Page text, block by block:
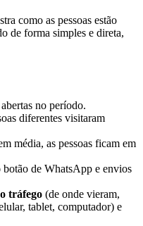
como as pessoas estão
de forma simples e direta,
no período.
diferentes visitaram
média, as pessoas ficam em
botão de WhatsApp e envios
tráfego (de onde vieram,
tablet, computador) e